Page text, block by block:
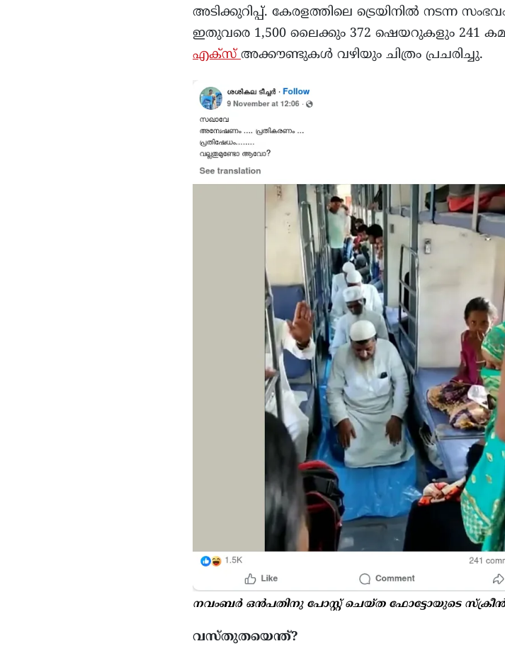
അടിക്കുറിപ്പ്. കേരളത്തിലെ ട്രെയിനിൽ നടന്ന
ഇതുവരെ 1,500 ലൈക്കും 372 ഷെയറുകളും 241
എക്സ്അക്കൗണ്ടുകൾ വഴിയും ചിത്രം പ്രചരിച്ചു.
നവംബർ ഒൻപതിനു പോസ്റ്റ് ചെയ്ത ഫോട്ടോയുടെ
വസ്തുതയെന്ത്?